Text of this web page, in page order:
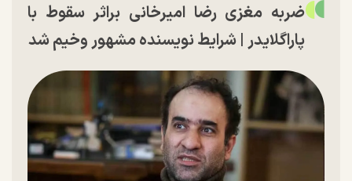
ضربه مغزی رضا امیرخانی براثر سقوط با
پاراگلایدر | شرایط نویسنده مشهور وخیم شد